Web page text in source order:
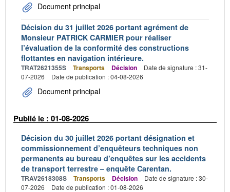
Document principal
Décision du 31 juillet 2026 portant agrément de
Monsieur PATRICK CARMIER pour réaliser
l’évaluation de la conformité des constructions
flottantes en navigation intérieure.
TRAT2621355S Transports Décision
Date de signature : 31-
07-2026
Date de publication : 04-08-2026
Document principal
Publié le : 01-08-2026
Décision du 30 juillet 2026 portant désignation et
commissionnement d’enquêteurs techniques non
permanents au bureau d’enquêtes sur les accidents
de transport terrestre – enquête Carentan.
TRAV2618308S Transports Décision
Date de signature : 30-
07-2026
Date de publication : 01-08-2026